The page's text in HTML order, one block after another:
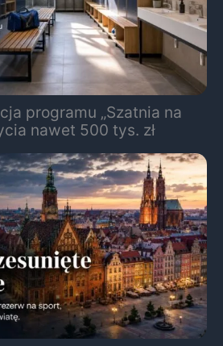
programu „Szatnia na
nawet 500 tys. zł